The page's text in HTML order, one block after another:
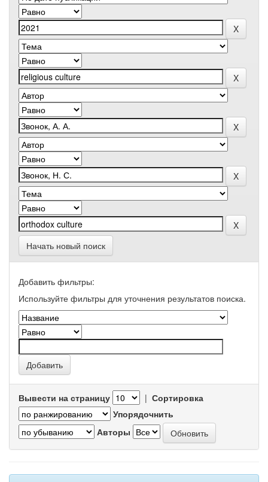
Начать новый поиск
Добавить фильтры:
Используйте фильтры для уточнения результатов поиска.
Вывести на страницу | Сортировка
Упорядочнить
Авторы